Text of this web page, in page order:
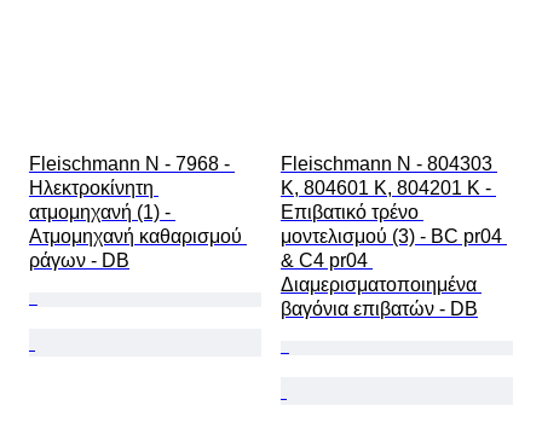
Fleischmann N - 7968 -
Ηλεκτροκίνητη
ατμομηχανή (1) -
Ατμομηχανή καθαρισμού
ράγων - DB
Fleischmann N - 804303
K, 804601 K, 804201 K -
Επιβατικό τρένο
μοντελισμού (3) - BC pr04
& C4 pr04
Διαμερισματοποιημένα
βαγόνια επιβατών - DB